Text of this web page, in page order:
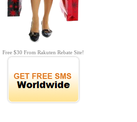
Free $30 From Rakuten Rebate Site!